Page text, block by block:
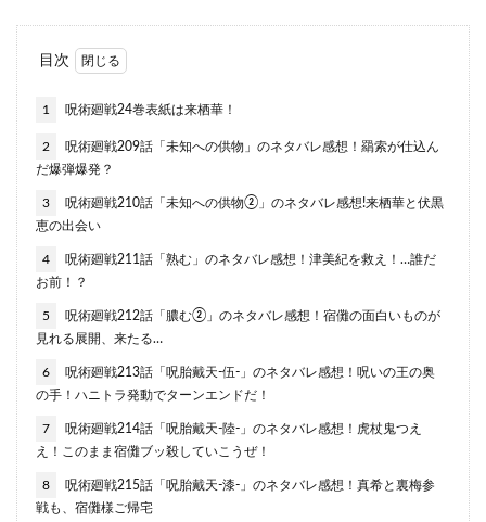
目次
1 呪術廻戦24巻表紙は来栖華！
2
呪術廻戦209話「未知への供物」のネタバレ感想！羂索が仕込ん
だ爆弾爆発？
3
呪術廻戦210話「未知への供物②」のネタバレ感想!来栖華と伏黒
恵の出会い
4
呪術廻戦211話「熟む」のネタバレ感想！津美紀を救え！…誰だ
お前！？
5
呪術廻戦212話「膿む②」のネタバレ感想！宿儺の面白いものが
見れる展開、来たる…
6
呪術廻戦213話「呪胎戴天-伍-」のネタバレ感想！呪いの王の奥
の手！ハニトラ発動でターンエンドだ！
7
呪術廻戦214話「呪胎戴天-陸-」のネタバレ感想！虎杖鬼つえ
え！このまま宿儺ブッ殺していこうぜ！
8
呪術廻戦215話「呪胎戴天-漆-」のネタバレ感想！真希と裏梅参
戦も、宿儺様ご帰宅